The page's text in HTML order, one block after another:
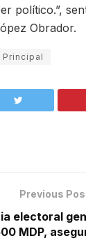
político.”,
Obrador.
Principal
Previous
electoral
MDP,